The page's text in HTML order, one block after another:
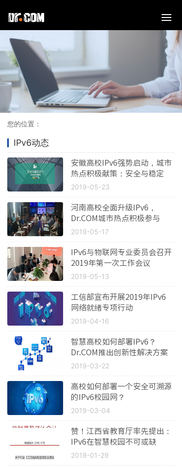
您的位置：
IPv6动态
安徽高校IPv6强势启动，城市
热点积极献策：安全与稳定
2019-05-23
河南高校全面升级IPv6，
Dr.COM城市热点积极参与
2019-05-17
IPv6与物联网专业委员会召开
2019年第一次工作会议
2019-05-13
工信部宣布开展2019年IPv6
网络就绪专项行动
2019-04-16
智慧高校如何部署IPv6？
Dr.COM推出创新性解决方案
2019-03-22
高校如何部署一个安全可溯源
的IPv6校园网？
2019-03-04
赞！江西省教育厅率先提出：
IPv6在智慧校园不可或缺
2019-01-29